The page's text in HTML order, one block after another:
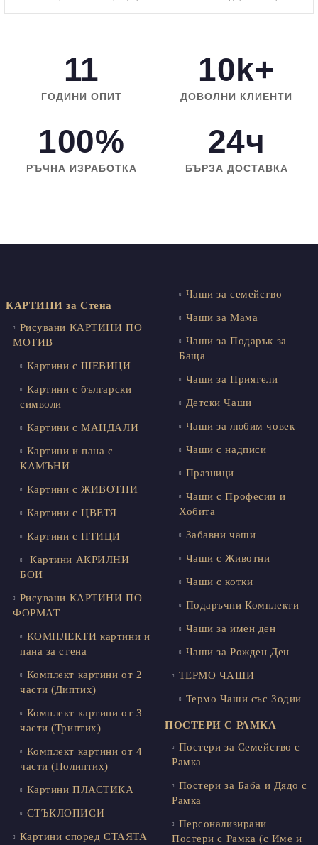
11
ГОДИНИ ОПИТ
10k+
ДОВОЛНИ КЛИЕНТИ
100%
РЪЧНА ИЗРАБОТКА
24ч
БЪРЗА ДОСТАВКА
КАРТИНИ за Стена
Рисувани КАРТИНИ ПО
МОТИВ
Картини с ШЕВИЦИ
Картини с български
символи
Картини с МАНДАЛИ
Картини и пана с
КАМЪНИ
Картини с ЖИВОТНИ
Картини с ЦВЕТЯ
Картини с ПТИЦИ
Картини АКРИЛНИ
БОИ
Рисувани КАРТИНИ ПО
ФОРМАТ
КОМПЛЕКТИ картини и
пана за стена
Комплект картини от 2
части (Диптих)
Комплект картини от 3
части (Триптих)
Комплект картини от 4
части (Полиптих)
Картини ПЛАСТИКА
СТЪКЛОПИСИ
Картини според СТАЯТА
Чаши за семейство
Чаши за Мама
Чаши за Подарък за
Баща
Чаши за Приятели
Детски Чаши
Чаши за любим човек
Чаши с надписи
Празници
Чаши с Професии и
Хобита
Забавни чаши
Чаши с Животни
Чаши с котки
Подаръчни Комплекти
Чаши за имен ден
Чаши за Рожден Ден
ТЕРМО ЧАШИ
Термо Чаши със Зодии
ПОСТЕРИ С РАМКА
Постери за Семейство с
Рамка
Постери за Баба и Дядо с
Рамка
Персонализирани
Постери с Рамка (с Име и